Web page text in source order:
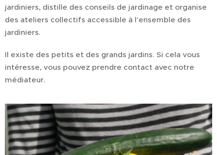
jardiniers, distille des conseils de jardinage et organise
des ateliers collectifs accessible à l'ensemble des
jardiniers.
Il existe des petits et des grands jardins. Si cela vous
intéresse, vous pouvez prendre contact avec notre
médiateur.